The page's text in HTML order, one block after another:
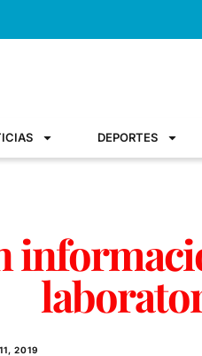
DEPORTES
2019